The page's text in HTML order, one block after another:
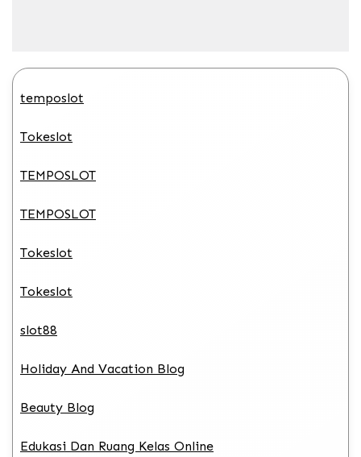
temposlot
Tokeslot
TEMPOSLOT
TEMPOSLOT
Tokeslot
Tokeslot
slot88
Holiday And Vacation Blog
Beauty Blog
Edukasi Dan Ruang Kelas Online